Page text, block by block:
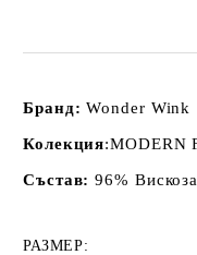
Бранд: Wonder Wink
Колекция:MODERN
Състав: 96%
РАЗМЕР: